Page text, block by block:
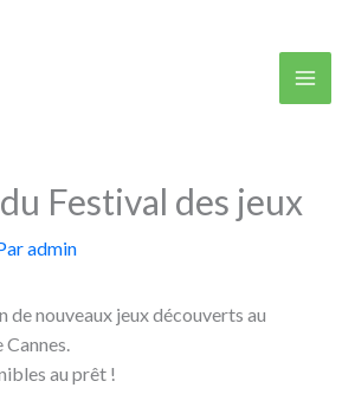
Festival des jeux
admin
de nouveaux jeux découverts au
Cannes.
au prêt !